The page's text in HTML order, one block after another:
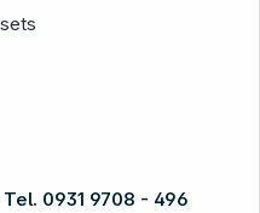
Tel. 0931 9708 - 496